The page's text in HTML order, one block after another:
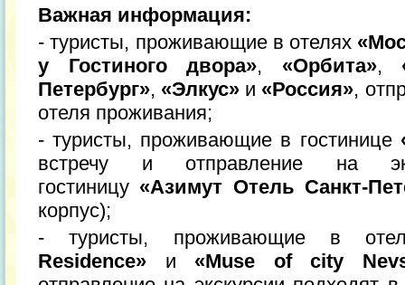
Важная информация:
- туристы, проживающие в отелях
у Гостиного двора», «Орбита»,
Петербург», «Элкус» и «Россия»,
отеля проживания;
- туристы, проживающие в гостинице
встречу и отправление на
гостиницу «Азимут Отель Санкт-
корпус);
- туристы, проживающие в
Residence» и «Muse of city